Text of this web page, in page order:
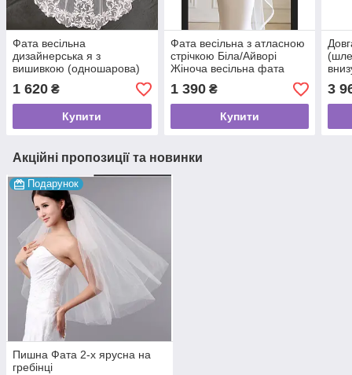
Фата весільна
дизайнерська я з
вишивкою (одношарова)
на гребні 140 см
1 620 ₴
Купити
Фата весільна з атласною
стрічкою Біла/Айворі
Жіноча весільна фата
Довга весільна фата
1 390₴
Купити
3
Акційні пропозиції та новинки
Подарунок
Пишна Фата 2-х ярусна на
гребінці